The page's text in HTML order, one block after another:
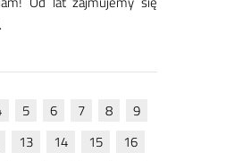
5 6 7 8
9
13 14 15
16